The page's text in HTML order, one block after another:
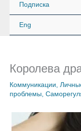
Подписка
Eng
Королева
Коммуникации,
проблемы,